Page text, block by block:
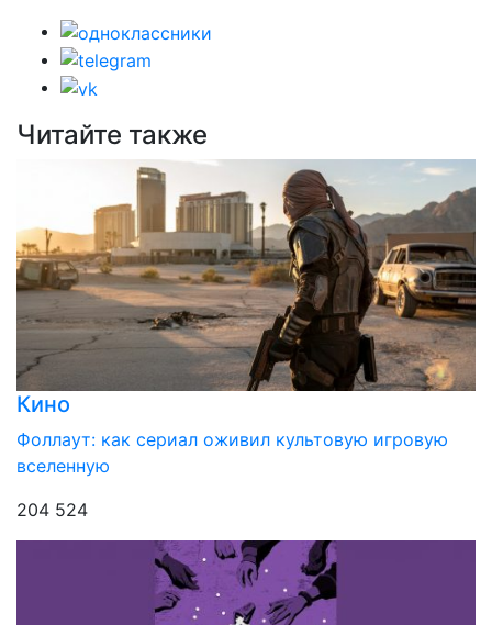
Читайте также
Кино
Фоллаут: как сериал оживил культовую игровую
вселенную
204 524